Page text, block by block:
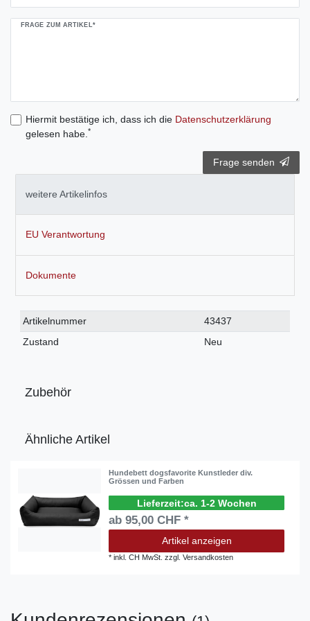
FRAGE ZUM ARTIKEL*
Hiermit bestätige ich, dass ich die Daten­schutz­erklärung
gelesen habe. *
Frage senden
weitere Artikelinfos
EU Verantwortung
Dokumente
Technisches
Merkmal
Wert
Artikelnummer
43437
Zustand
Neu
Zubehör
Ähnliche Artikel
Hundebett dogsfavorite Kunstleder div.
Grössen und Farben
ca. 1-2 Wochen
ab 95,00 CHF *
Artikel anzeigen
*inkl. CH MwSt. zzgl.Versandkosten